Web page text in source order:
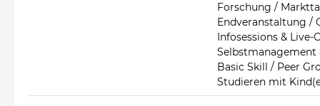
Forschung /
Endveranstaltung /
Infosessions & Live-
Selbstmanagement
Basic Skill / Peer
Studieren mit